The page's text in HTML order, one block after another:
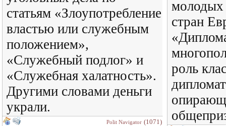
статьям «Злоупотребление
властью или служебным
положением»,
«Служебный подлог» и
«Служебная халатность».
Другими словами деньги
украли.
Polit Navigator (1071)
молодых
стран
роль